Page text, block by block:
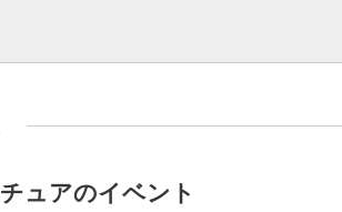
ュアのイベント